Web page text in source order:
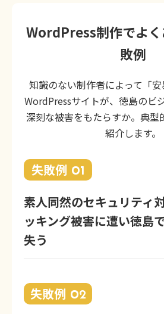
WordPress制作でよ
敗例
知識のない制作者によって「
WordPressサイトが、徳島のビ
深刻な被害をもたらすか。典型
紹介します。
失敗例 01
素人同然のセキュリティ
ッキング被害に遭い徳島
失う
失敗例 02